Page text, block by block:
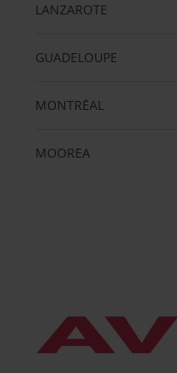
LANZAROTE
GUADELOUPE
MONTRÉAL
MOOREA